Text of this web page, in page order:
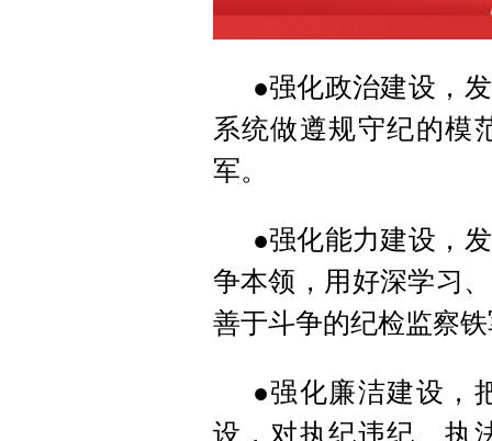
●强化政治建设，
系统做遵规守纪的模
军。
●强化能力建设，
争本领，用好深学习
善于斗争的纪检监察
●强化廉洁建设，
设，对执纪违纪、执